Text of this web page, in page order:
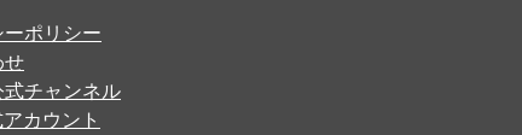
ポリシー
せ
式チャンネル
カウント